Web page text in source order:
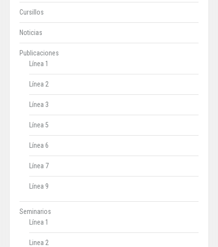
Cursillos
Noticias
Publicaciones
Línea 1
Línea 2
Línea 3
Línea 5
Línea 6
Línea 7
Línea 9
Seminarios
Línea 1
Linea 2